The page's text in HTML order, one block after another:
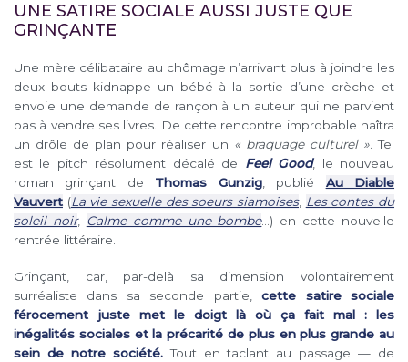
UNE SATIRE SOCIALE AUSSI JUSTE QUE
GRINÇANTE
Une mère célibataire au chômage n’arrivant plus à joindre les
deux bouts kidnappe un bébé à la sortie d’une crèche et
envoie une demande de rançon à un auteur qui ne parvient
pas à vendre ses livres. De cette rencontre improbable naîtra
un drôle de plan pour réaliser un « braquage culturel ». Tel
est le pitch résolument décalé de Feel Good, le nouveau
roman grinçant de Thomas Gunzig, publié Au Diable
Vauvert (La vie sexuelle des soeurs siamoises, Les contes du
soleil noir, Calme comme une bombe…) en cette nouvelle
rentrée littéraire.
Grinçant, car, par-delà sa dimension volontairement
surréaliste dans sa seconde partie,cette satire sociale
férocement juste met le doigt là où ça fait mal : les
inégalités sociales et la précarité de plus en plus grande au
sein de notre société.Tout en taclant au passage — de